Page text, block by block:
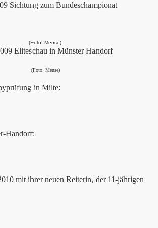
Sichtung zum Bundeschampionat
(Foto: Mense)
Eliteschau in Münster Handorf
(Foto: Mense)
in Milte:
Handorf:
mit ihrer neuen Reiterin, der 11-jährigen